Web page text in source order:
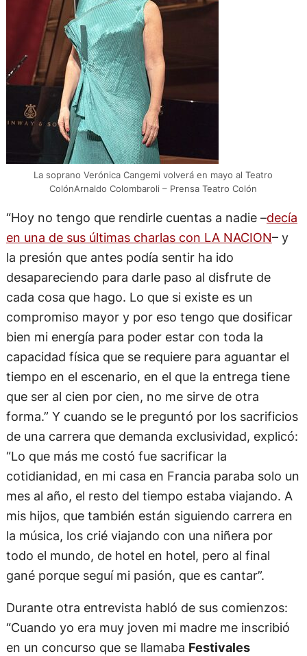
La soprano Verónica Cangemi volverá en mayo al Teatro
ColónArnaldo Colombaroli – Prensa Teatro Colón
“Hoy no tengo que rendirle cuentas a nadie –decía
en una de sus últimas charlas con LA NACION– y
la presión que antes podía sentir ha ido
desapareciendo para darle paso al disfrute de
cada cosa que hago. Lo que si existe es un
compromiso mayor y por eso tengo que dosificar
bien mi energía para poder estar con toda la
capacidad física que se requiere para aguantar el
tiempo en el escenario, en el que la entrega tiene
que ser al cien por cien, no me sirve de otra
forma.” Y cuando se le preguntó por los sacrificios
de una carrera que demanda exclusividad, explicó:
“Lo que más me costó fue sacrificar la
cotidianidad, en mi casa en Francia paraba solo un
mes al año, el resto del tiempo estaba viajando. A
mis hijos, que también están siguiendo carrera en
la música, los crié viajando con una niñera por
todo el mundo, de hotel en hotel, pero al final
gané porque seguí mi pasión, que es cantar”.
Durante otra entrevista habló de sus comienzos:
“Cuando yo era muy joven mi madre me inscribió
en un concurso que se llamaba Festivales